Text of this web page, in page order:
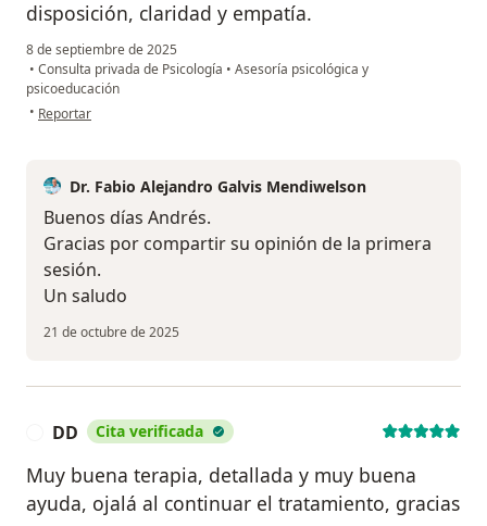
disposición, claridad y empatía.
8 de septiembre de 2025
• Consulta privada de Psicología • Asesoría psicológica y
psicoeducación
• en opinión del usuario Andrés M
Reportar
Dr. Fabio Alejandro Galvis Mendiwelson
Buenos días Andrés.
Gracias por compartir su opinión de la primera
sesión.
Un saludo
21 de octubre de 2025
DD Cita verificada
Muy buena terapia, detallada y muy buena
ayuda, ojalá al continuar el tratamiento, gracias